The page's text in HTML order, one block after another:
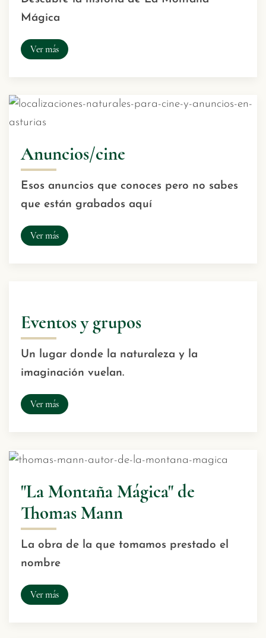
Mágica
Ver más
Anuncios/cine
Esos anuncios que conoces pero no sabes
que están grabados aquí
Ver más
Eventos y grupos
Un lugar donde la naturaleza y la
imaginación vuelan.
Ver más
"La Montaña Mágica" de
Thomas Mann
La obra de la que tomamos prestado el
nombre
Ver más